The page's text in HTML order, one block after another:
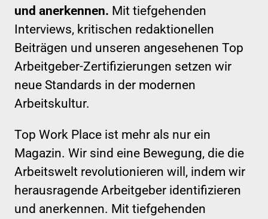
und anerkennen. Mit tiefgehenden
Interviews, kritischen redaktionellen
Beiträgen und unseren angesehenen Top
Arbeitgeber-Zertifizierungen setzen wir
neue Standards in der modernen
Arbeitskultur.
Top Work Place ist mehr als nur ein
Magazin. Wir sind eine Bewegung, die die
Arbeitswelt revolutionieren will, indem wir
herausragende Arbeitgeber identifizieren
und anerkennen. Mit tiefgehenden